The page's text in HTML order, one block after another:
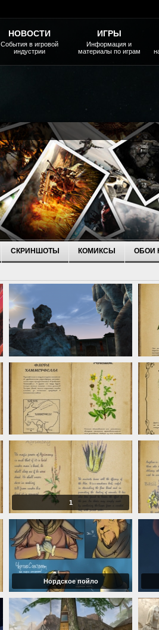
СКРИНШОТЫ КОМИКСЫ ОБОИ
1
Нордское пойло
НОВОСТИ
События в игровой
индустрии
ИГРЫ
Информация и
материалы по играм